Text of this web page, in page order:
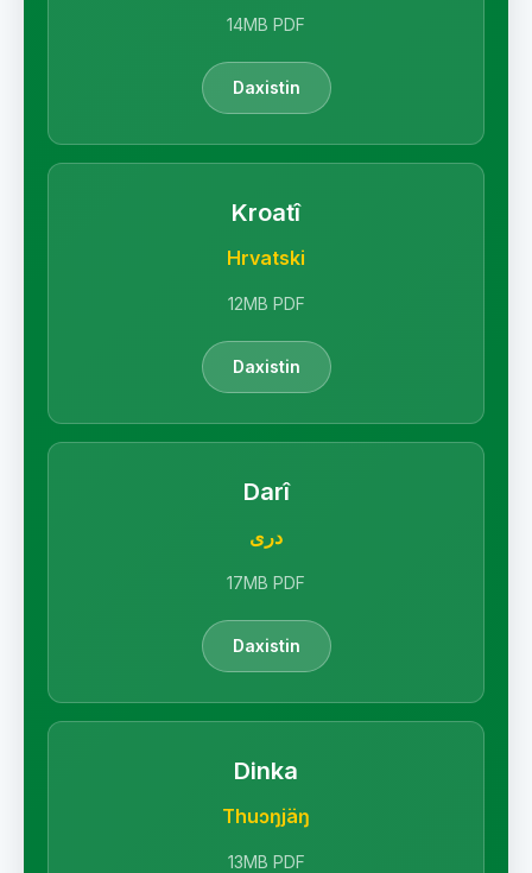
14MB PDF
Daxistin
Kroatî
Hrvatski
12MB PDF
Daxistin
Darî
دری
17MB PDF
Daxistin
Dinka
Thuɔŋjäŋ
13MB PDF